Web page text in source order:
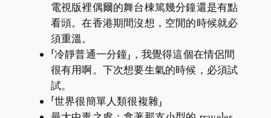
電視版裡偶爾的舞台棟篤幾分鐘還是有點
看頭。在香港期間沒想，空閒的時候就必
須重溫。
「冷靜普通一分鐘」，我覺得這個在情侶間
很有用啊。下次想要生氣的時候，必須試
試。
「世界很簡單人類很複雜」